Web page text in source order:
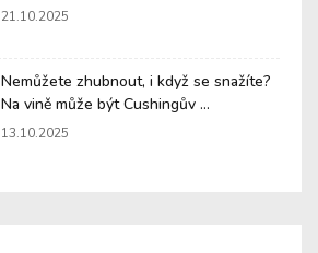
21.10.2025
Nemůžete zhubnout, i když se snažíte?
Na vině může být Cushingův ...
13.10.2025